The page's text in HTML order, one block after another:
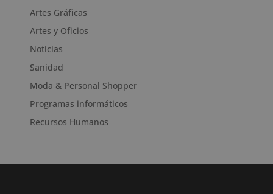
Artes Gráficas
Artes y Oficios
Noticias
Sanidad
Moda & Personal Shopper
Programas informáticos
Recursos Humanos